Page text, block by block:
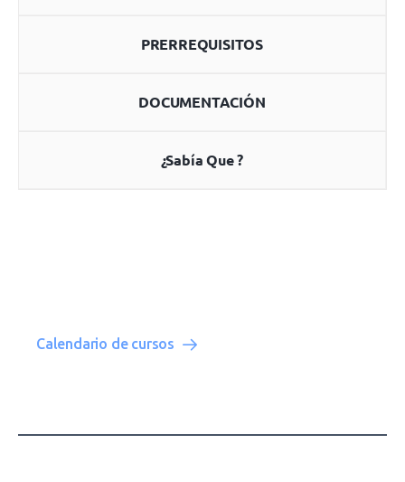
PRERREQUISITOS
DOCUMENTACIÓN
¿Sabía Que ?
Calendario de cursos